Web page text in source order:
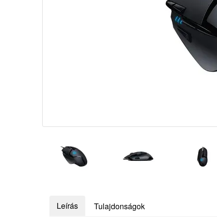
Leírás Tulajdonságok